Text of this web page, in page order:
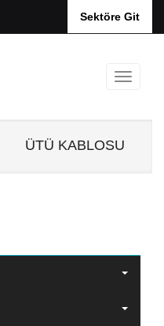
Sektöre Git
ÜTÜ KABLOSU